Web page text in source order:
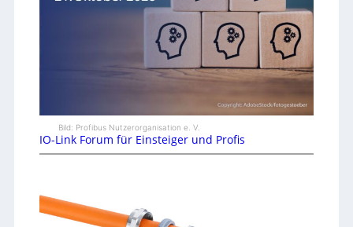
Bild: Profibus Nutzerorganisation e. V.
IO-Link Forum für Einsteiger und Profis